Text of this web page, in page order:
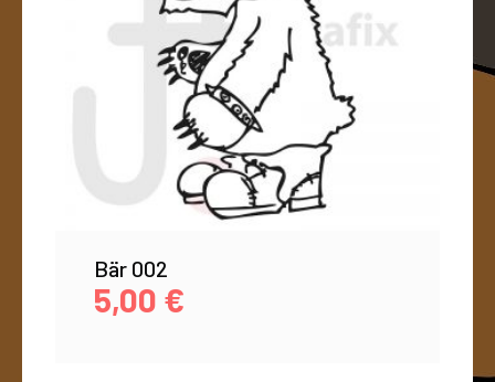
Bär 002
5,00 €